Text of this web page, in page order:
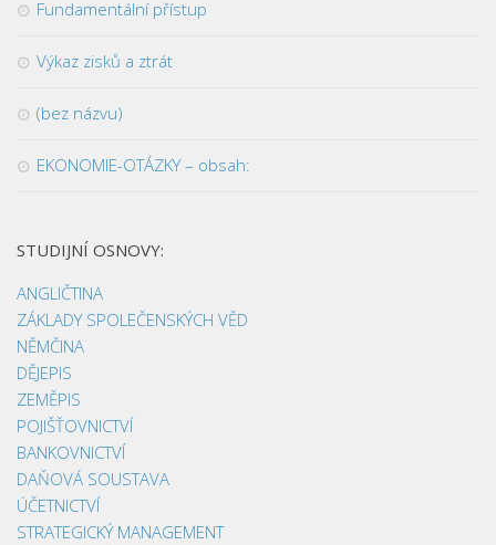
Fundamentální přístup
Výkaz zisků a ztrát
(bez názvu)
EKONOMIE-OTÁZKY – obsah:
STUDIJNÍ OSNOVY:
ANGLIČTINA
ZÁKLADY SPOLEČENSKÝCH VĚD
NĚMČINA
DĚJEPIS
ZEMĚPIS
POJIŠŤOVNICTVÍ
BANKOVNICTVÍ
DAŇOVÁ SOUSTAVA
ÚČETNICTVÍ
STRATEGICKÝ MANAGEMENT